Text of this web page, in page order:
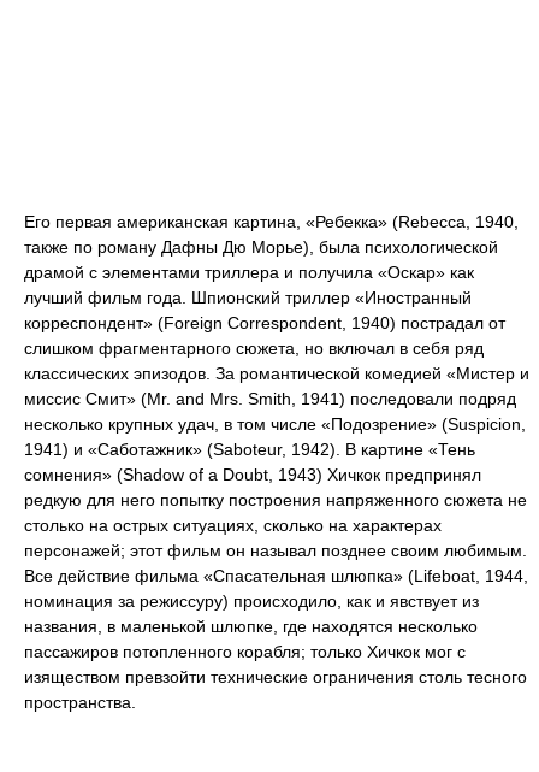
Его первая американская картина, «Ребекка» (Rebecca, 1940,
также по роману Дафны Дю Морье), была психологической
драмой с элементами триллера и получила «Оскар» как
лучший фильм года. Шпионский триллер «Иностранный
корреспондент» (Foreign Correspondent, 1940) пострадал от
слишком фрагментарного сюжета, но включал в себя ряд
классических эпизодов. За романтической комедией «Мистер и
миссис Смит» (Mr. and Mrs. Smith, 1941) последовали подряд
несколько крупных удач, в том числе «Подозрение» (Suspicion,
1941) и «Саботажник» (Saboteur, 1942). В картине «Тень
сомнения» (Shadow of a Doubt, 1943) Хичкок предпринял
редкую для него попытку построения напряженного сюжета не
столько на острых ситуациях, сколько на характерах
персонажей; этот фильм он называл позднее своим любимым.
Все действие фильма «Спасательная шлюпка» (Lifeboat, 1944,
номинация за режиссуру) происходило, как и явствует из
названия, в маленькой шлюпке, где находятся несколько
пассажиров потопленного корабля; только Хичкок мог с
изяществом превзойти технические ограничения столь тесного
пространства.